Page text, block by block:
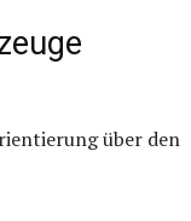
über den